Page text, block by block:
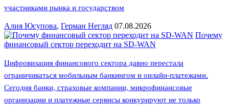
участниками рынка и государством
Алия Юсупова, Герман Негляд 07.08.2026
Почему
финансовый сектор переходит на SD-WAN
Цифровизация финансового сектора давно перестала
ограничиваться мобильным банкингом и онлайн-платежами.
Сегодня банки, страховые компании, микрофинансовые
организации и платежные сервисы конкурируют не только